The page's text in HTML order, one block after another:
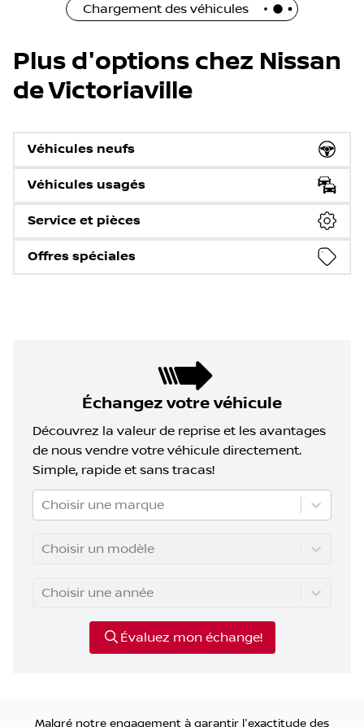
Chargement des véhicules
Plus d'options chez Nissan
de Victoriaville
Véhicules neufs
Véhicules usagés
Service et pièces
Offres spéciales
Échangez votre véhicule
Découvrez la valeur de reprise et les avantages
de nous vendre votre véhicule directement.
Simple, rapide et sans tracas!
Choisir une marque
Choisir un modèle
Choisir une année
Évaluez mon échange!
Malgré notre engagement à garantir l'exactitude des